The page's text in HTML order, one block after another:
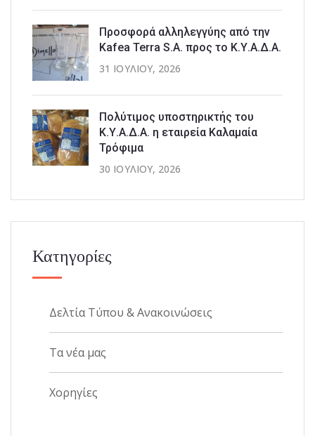
Προσφορά αλληλεγγύης από την
Kafea Terra S.A. προς το Κ.Υ.Α.Δ.Α.
31 ΙΟΥΛΊΟΥ, 2026
Πολύτιμος υποστηρικτής του
Κ.Υ.Α.Δ.Α. η εταιρεία Καλαμαία
Τρόφιμα
30 ΙΟΥΛΊΟΥ, 2026
Κατηγορίες
Δελτία Τύπου & Ανακοινώσεις
Τα νέα μας
Χορηγίες